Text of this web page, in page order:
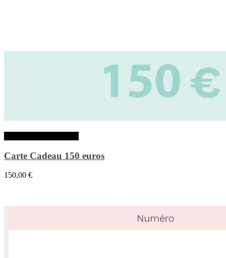
Carte Cadeau 150 euros
150,00 €